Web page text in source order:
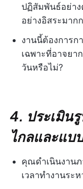
ปฏิสัมพันธ์อย่าง
อย่างอิสระมาก
งานนี้ต้องการก
เฉพาะที่อาจยา
วันหรือไม่?
4. ประเมิน
ไกลและแบ
คุณดำเนินงาน
เวลาทำงานระ